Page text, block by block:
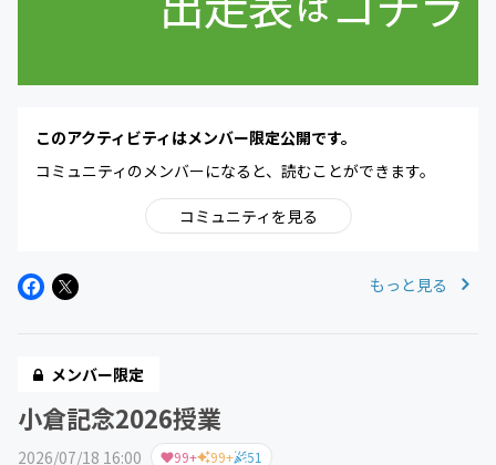
このアクティビティはメンバー限定公開です。
コミュニティのメンバーになると、読むことができます。
コミュニティを見る
もっと見る
メンバー限定
小倉記念2026授業
2026/07/18 16:00 99+ 99+ 51